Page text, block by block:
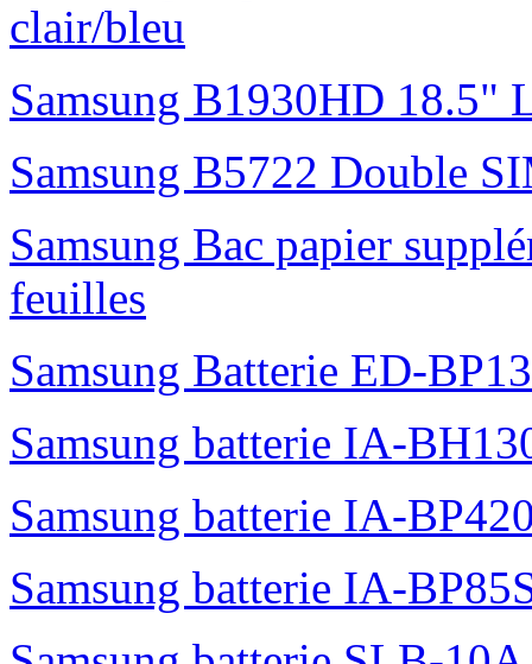
clair/bleu
Samsung B1930HD 18.5"
Samsung B5722 Double
Samsung Bac papier
feuilles
Samsung Batterie ED-
Samsung batterie IA-
Samsung batterie IA-
Samsung batterie IA-